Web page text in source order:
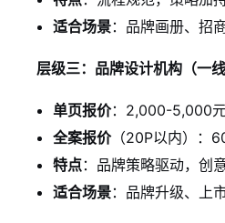
适合场景：品牌画册、招
层级三：品牌设计机构（一
单页报价：2,000-5,000
全案报价（20P以内）：
特点：品牌策略驱动，创
适合场景：品牌升级、上